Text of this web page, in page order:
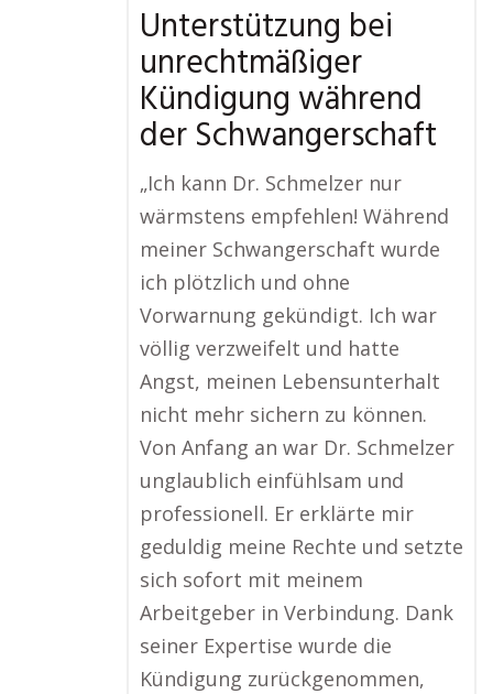
Unterstützung bei
unrechtmäßiger
Kündigung während
der Schwangerschaft
„Ich kann Dr. Schmelzer nur
wärmstens empfehlen! Während
meiner Schwangerschaft wurde
ich plötzlich und ohne
Vorwarnung gekündigt. Ich war
völlig verzweifelt und hatte
Angst, meinen Lebensunterhalt
nicht mehr sichern zu können.
Von Anfang an war Dr. Schmelzer
unglaublich einfühlsam und
professionell. Er erklärte mir
geduldig meine Rechte und setzte
sich sofort mit meinem
Arbeitgeber in Verbindung. Dank
seiner Expertise wurde die
Kündigung zurückgenommen,